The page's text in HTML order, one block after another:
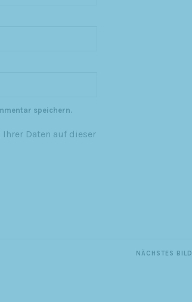
speichern.
Daten auf dieser
NÄCHSTES BILD